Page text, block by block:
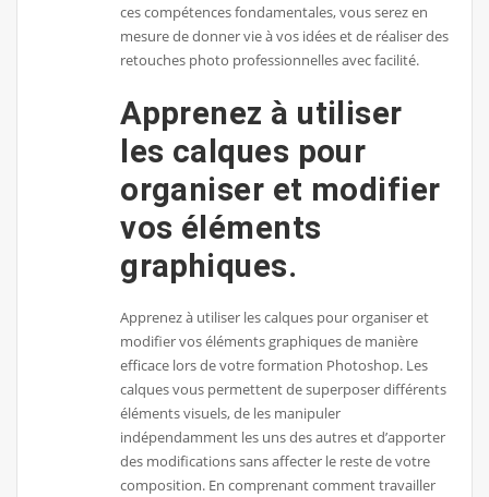
ces compétences fondamentales, vous serez en
mesure de donner vie à vos idées et de réaliser des
retouches photo professionnelles avec facilité.
Apprenez à utiliser
les calques pour
organiser et modifier
vos éléments
graphiques.
Apprenez à utiliser les calques pour organiser et
modifier vos éléments graphiques de manière
efficace lors de votre formation Photoshop. Les
calques vous permettent de superposer différents
éléments visuels, de les manipuler
indépendamment les uns des autres et d’apporter
des modifications sans affecter le reste de votre
composition. En comprenant comment travailler